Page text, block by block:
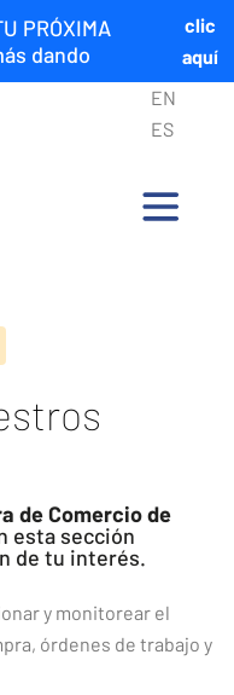
PRÓXIMA
dando
clic
aquí
EN
ES
de Comercio de
esta sección
de tu interés.
y monitorear el
órdenes de trabajo y